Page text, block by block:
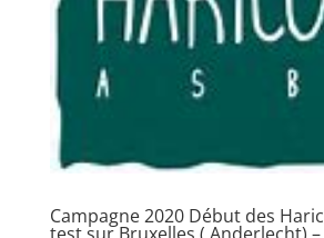
Campagne 2020 Début des